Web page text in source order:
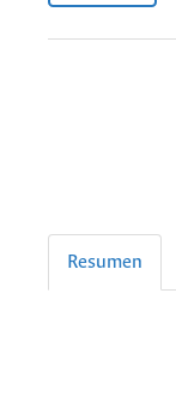
Resumen